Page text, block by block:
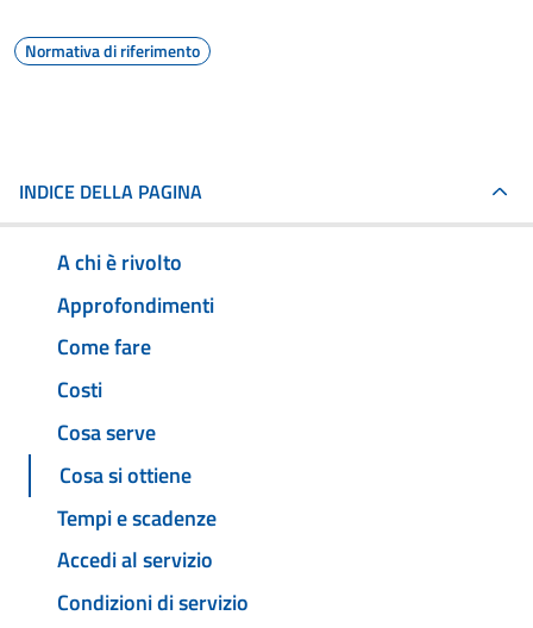
Normativa di riferimento
INDICE DELLA PAGINA
A chi è rivolto
Approfondimenti
Come fare
Costi
Cosa serve
Cosa si ottiene
Tempi e scadenze
Accedi al servizio
Condizioni di servizio